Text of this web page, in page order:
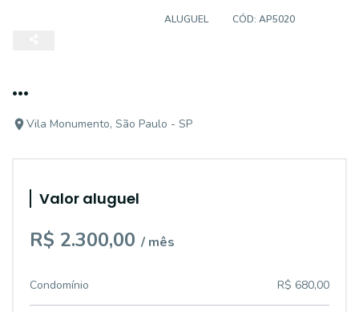
ALUGUEL CÓD: AP5020
...
Vila Monumento, São Paulo - SP
Valor aluguel
R$ 2.300,00 / mês
Condomínio R$ 680,00